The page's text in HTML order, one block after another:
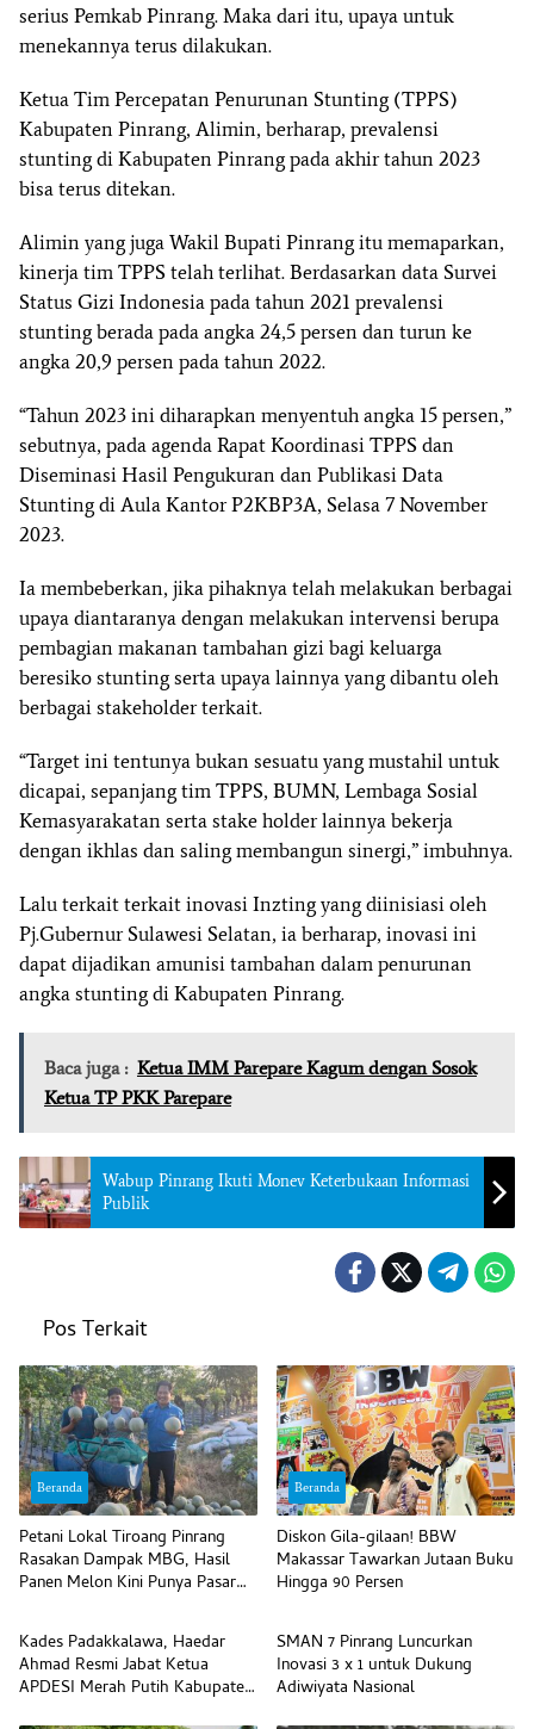
serius Pemkab Pinrang. Maka dari itu, upaya untuk
menekannya terus dilakukan.
Ketua Tim Percepatan Penurunan Stunting (TPPS)
Kabupaten Pinrang, Alimin, berharap, prevalensi
stunting di Kabupaten Pinrang pada akhir tahun 2023
bisa terus ditekan.
Alimin yang juga Wakil Bupati Pinrang itu memaparkan,
kinerja tim TPPS telah terlihat. Berdasarkan data Survei
Status Gizi Indonesia pada tahun 2021 prevalensi
stunting berada pada angka 24,5 persen dan turun ke
angka 20,9 persen pada tahun 2022.
“Tahun 2023 ini diharapkan menyentuh angka 15 persen,”
sebutnya, pada agenda Rapat Koordinasi TPPS dan
Diseminasi Hasil Pengukuran dan Publikasi Data
Stunting di Aula Kantor P2KBP3A, Selasa 7 November
2023.
Ia membeberkan, jika pihaknya telah melakukan berbagai
upaya diantaranya dengan melakukan intervensi berupa
pembagian makanan tambahan gizi bagi keluarga
beresiko stunting serta upaya lainnya yang dibantu oleh
berbagai stakeholder terkait.
“Target ini tentunya bukan sesuatu yang mustahil untuk
dicapai, sepanjang tim TPPS, BUMN, Lembaga Sosial
Kemasyarakatan serta stake holder lainnya bekerja
dengan ikhlas dan saling membangun sinergi,” imbuhnya.
Lalu terkait terkait inovasi Inzting yang diinisiasi oleh
Pj.Gubernur Sulawesi Selatan, ia berharap, inovasi ini
dapat dijadikan amunisi tambahan dalam penurunan
angka stunting di Kabupaten Pinrang.
Baca juga : Ketua IMM Parepare Kagum dengan Sosok
Ketua TP PKK Parepare
Wabup Pinrang Ikuti Monev Keterbukaan Informasi
Publik
Pos Terkait
Beranda
Petani Lokal Tiroang Pinrang
Rasakan Dampak MBG, Hasil
Panen Melon Kini Punya Pasar
Beranda
Diskon Gila-gilaan! BBW
Makassar Tawarkan Jutaan Buku
Hingga 90 Persen
Beranda
Kades Padakkalawa, Haedar
Ahmad Resmi Jabat Ketua
APDESI Merah Putih Kabupaten
Beranda
SMAN 7 Pinrang Luncurkan
Inovasi 3 x 1 untuk Dukung
Adiwiyata Nasional